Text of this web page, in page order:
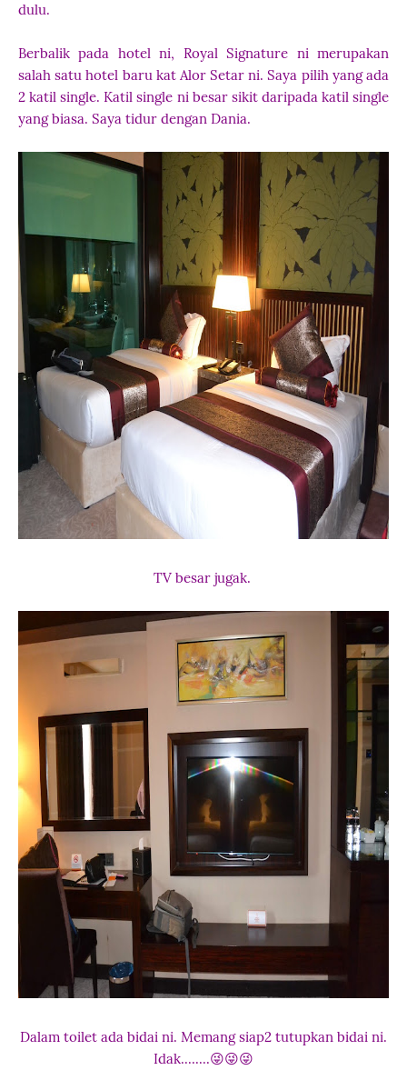
dulu.
Berbalik pada hotel ni, Royal Signature ni merupakan
salah satu hotel baru kat Alor Setar ni. Saya pilih yang ada
2 katil single. Katil single ni besar sikit daripada katil single
yang biasa. Saya tidur dengan Dania.
TV besar jugak.
Dalam toilet ada bidai ni. Memang siap2 tutupkan bidai ni.
Idak........😜😜😜